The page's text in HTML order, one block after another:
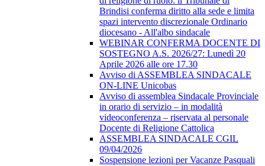
Brindisi conferma diritto alla sede e limita
spazi intervento discrezionale Ordinario
diocesano - All'albo sindacale
WEBINAR CONFERMA DOCENTE DI
SOSTEGNO A.S. 2026/27: Lunedì 20
Aprile 2026 alle ore 17.30
Avviso di ASSEMBLEA SINDACALE
ON-LINE Unicobas
Avviso di assemblea Sindacale Provinciale
in orario di servizio – in modalità
videoconferenza – riservata al personale
Docente di Religione Cattolica
ASSEMBLEA SINDACALE CGIL
09/04/2026
Sospensione lezioni per Vacanze Pasquali